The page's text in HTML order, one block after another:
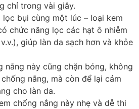
chỉ trong vài giây.
lọc bụi cùng một lúc – loại kem
chức năng lọc các hạt ô nhiễm
giúp làn da sạch hơn và khỏe
nắng này cũng chặn bóng, không
nắng, mà còn để lại cảm
cho làn da.
chống nắng này nhẹ và dễ thi